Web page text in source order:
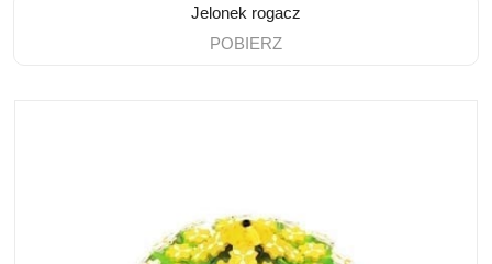
Jelonek rogacz
POBIERZ